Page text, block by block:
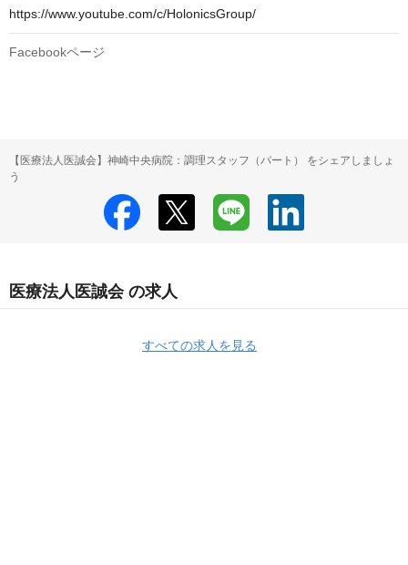
https://www.youtube.com/c/HolonicsGroup/
Facebookページ
【医療法人医誠会】神崎中央病院：調理スタッフ（パート） をシェアしましょ
う
医療法人医誠会 の求人
すべての求人を見る